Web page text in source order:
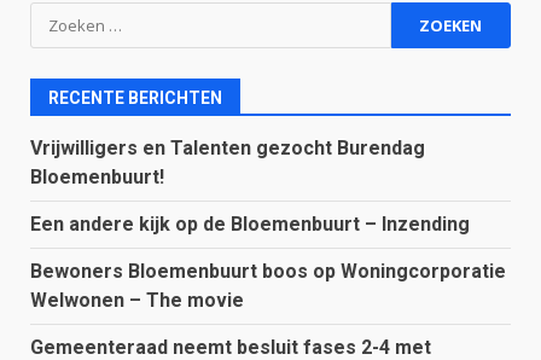
Zoeken
naar:
RECENTE BERICHTEN
Vrijwilligers en Talenten gezocht Burendag
Bloemenbuurt!
Een andere kijk op de Bloemenbuurt – Inzending
Bewoners Bloemenbuurt boos op Woningcorporatie
Welwonen – The movie
Gemeenteraad neemt besluit fases 2-4 met